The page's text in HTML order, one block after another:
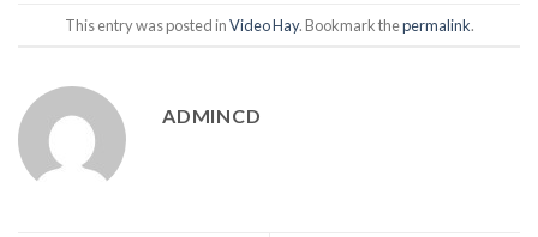
This entry was posted inVideo Hay. Bookmark thepermalink.
ADMINCD